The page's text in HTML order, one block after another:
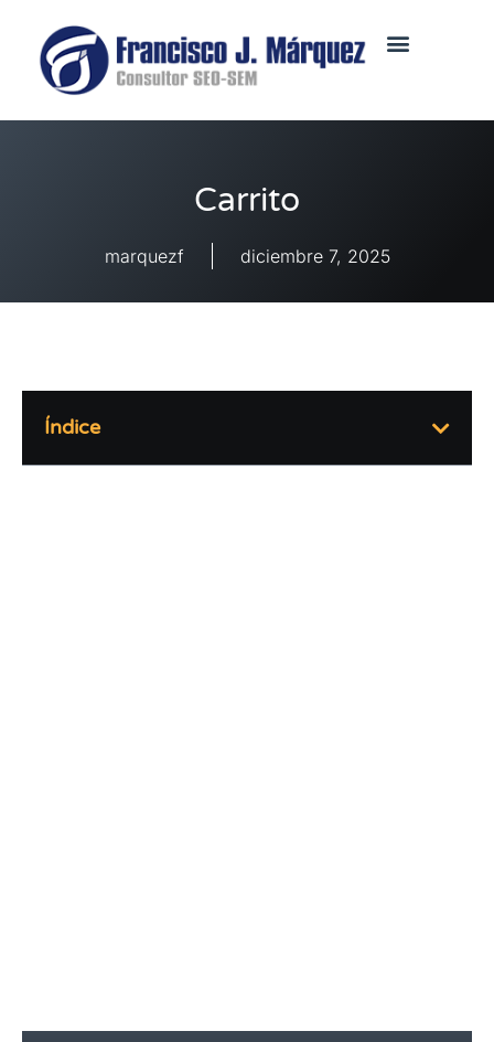
Carrito
marquezf diciembre 7, 2025
Índice